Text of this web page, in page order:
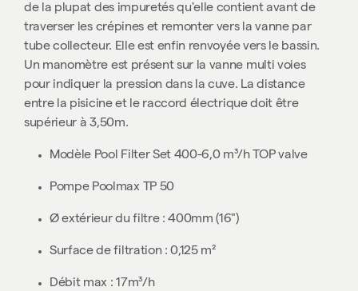
de la plupat des impuretés qu'elle contient avant de
traverser les crépines et remonter vers la vanne par
tube collecteur. Elle est enfin renvoyée vers le bassin.
Un manomètre est présent sur la vanne multi voies
pour indiquer la pression dans la cuve. La distance
entre la pisicine et le raccord électrique doit être
supérieur à 3,50m.
Modèle Pool Filter Set 400-6,0 m³/h TOP valve
Pompe Poolmax TP 50
Ø extérieur du filtre : 400mm (16")
Surface de filtration : 0,125 m²
Débit max : 17m³/h